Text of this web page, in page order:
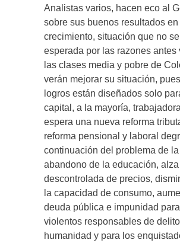
Analistas varios, hacen eco al
sobre sus buenos resultados en
crecimiento, situación que no
esperada por las razones antes
las clases media y pobre de
verán mejorar su situación,
logros están diseñados solo
capital, a la mayoría,
espera una nueva reforma
reforma pensional y laboral
continuación del problema de
abandono de la educación, alza
descontrolada de precios,
la capacidad de consumo,
deuda pública e impunidad
violentos responsables de
humanidad y para los